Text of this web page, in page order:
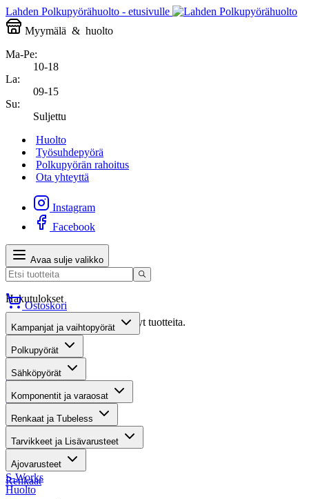
Lahden Polkupyörähuolto - etusivulle
Myymälä & huolto
Ma-Pe:
10-18
La:
09-15
Su:
Suljettu
Huolto
Työsuhdepyörä
Polkupyörän rahoitus
Ota yhteyttä
Instagram
Facebook
Avaa sulje valikko
Hakutulokset
Valitettavasti haullasi ei löytynyt tuotteita.
Suositut osastot
Gravel-pyörät
Maastosähköpyörät
Kaupunkisähköpyörät
Renkaat
Ostoskori
Kampanjat ja vaihtopyörät
Polkupyörät
Sähköpyörät
Komponentit ja varaosat
Renkaat ja Tubeless
Tarvikkeet ja Lisävarusteet
Ajovarusteet
S-Works
Huolto